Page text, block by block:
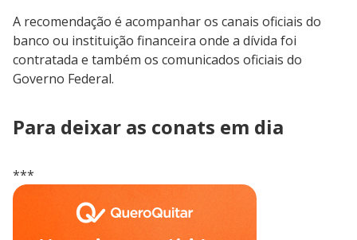
A recomendação é acompanhar os canais oficiais do
banco ou instituição financeira onde a dívida foi
contratada e também os comunicados oficiais do
Governo Federal.
Para deixar as conats em dia
***